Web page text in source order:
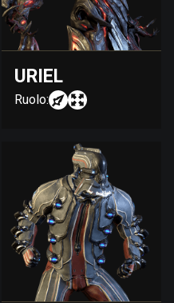
URIEL
Ruolo: